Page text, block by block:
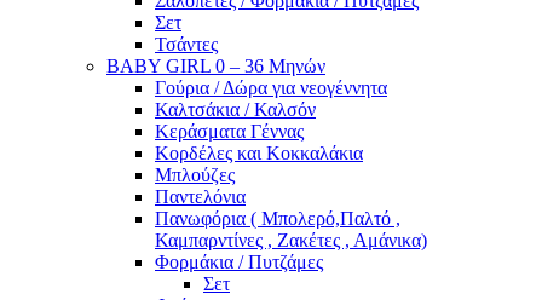
Σετ
Τσάντες
BABY GIRL 0 – 36 Μηνών
Γούρια / Δώρα για νεογέννητα
Καλτσάκια / Καλσόν
Κεράσματα Γέννας
Κορδέλες και Κοκκαλάκια
Μπλούζες
Παντελόνια
Πανωφόρια ( Μπολερό,Παλτό ,
Καμπαρντίνες , Ζακέτες , Αμάνικα)
Φορμάκια / Πυτζάμες
Σετ